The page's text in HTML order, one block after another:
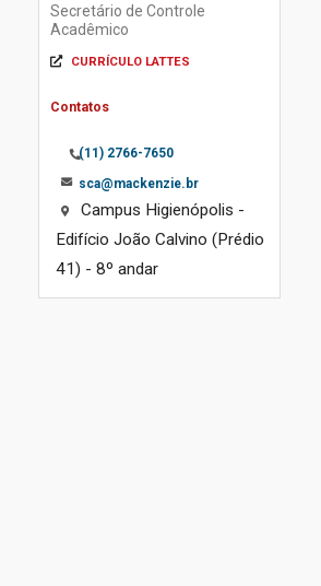
Secretário de Controle
Acadêmico
CURRÍCULO LATTES
Contatos
(11) 2766-7650
sca@mackenzie.br
Campus Higienópolis -
Edifício João Calvino (Prédio
41) - 8º andar